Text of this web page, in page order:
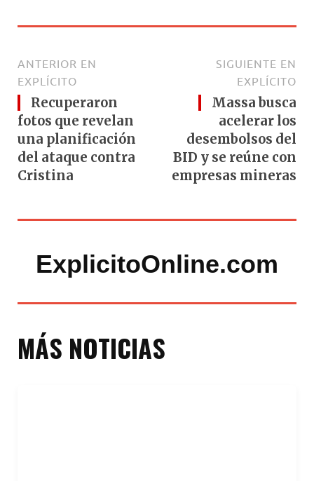
ANTERIOR EN
EXPLÍCITO
Recuperaron
fotos que revelan
una planificación
del ataque contra
Cristina
SIGUIENTE EN
EXPLÍCITO
Massa busca
acelerar los
desembolsos del
BID y se reúne con
empresas mineras
ExplicitoOnline.com
MÁS NOTICIAS